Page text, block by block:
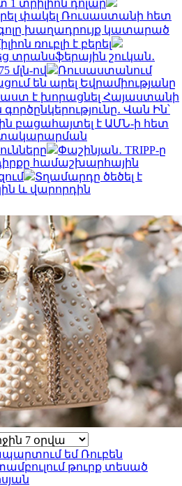
1 տրիլիոն դոլար
փակել Ռուսաստանի հետ
խաղադրույք կատարած
ռուբլի է բերել
տրանսֆերային շուկան․
մլն-ով
Ռուսաստանում
են արել Եվրամիությանը
է խորացնել Հայաստանի
Վան Ին՝
բացահայտել է ԱՄՆ-ի հետ
Փաշինյան․ TRIPP-ը
համաշխարհային
Տղամարդը ծեծել է
և վարորդին
եմ Ռուբեն
թուրք տեսած